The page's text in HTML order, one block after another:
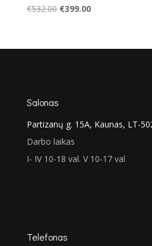
€532.00 Original
€532.00.
€399.00Current
€399.00.
Salonas
Partizanų g. 15A, Kaunas, LT-
Darbo laikas
I- IV 10-18 val. V 10-17 val
Telefonas